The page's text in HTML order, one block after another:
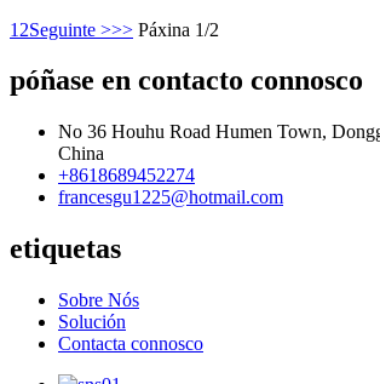
1 2Seguinte >>> Páxina 1/2
póñase en contacto connosco
No 36 Houhu Road Humen Town,
China
+8618689452274
francesgu1225@hotmail.com
etiquetas
Sobre Nós
Solución
Contacta connosco